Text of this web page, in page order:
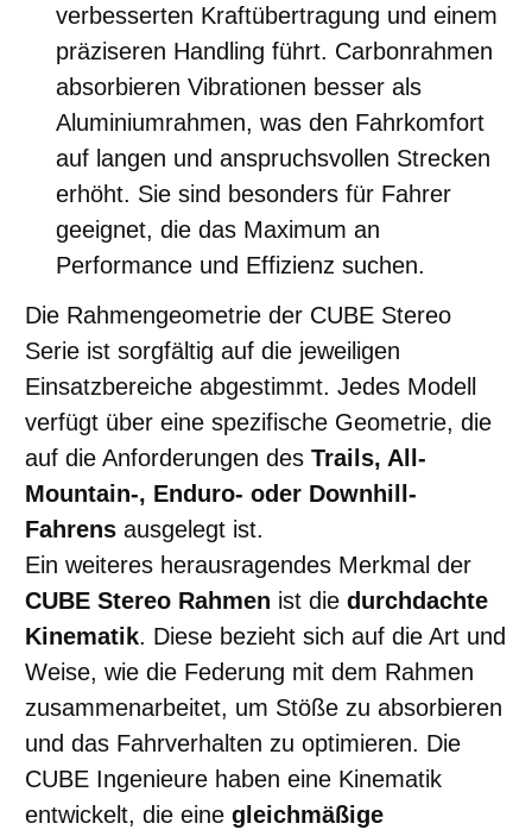
verbesserten Kraftübertragung und einem
präziseren Handling führt. Carbonrahmen
absorbieren Vibrationen besser als
Aluminiumrahmen, was den Fahrkomfort
auf langen und anspruchsvollen Strecken
erhöht. Sie sind besonders für Fahrer
geeignet, die das Maximum an
Performance und Effizienz suchen.
Die Rahmengeometrie der CUBE Stereo
Serie ist sorgfältig auf die jeweiligen
Einsatzbereiche abgestimmt. Jedes Modell
verfügt über eine spezifische Geometrie, die
auf die Anforderungen des Trails, All-
Mountain-, Enduro- oder Downhill-
Fahrens ausgelegt ist.
Ein weiteres herausragendes Merkmal der
CUBE Stereo Rahmen ist die durchdachte
Kinematik. Diese bezieht sich auf die Art und
Weise, wie die Federung mit dem Rahmen
zusammenarbeitet, um Stöße zu absorbieren
und das Fahrverhalten zu optimieren. Die
CUBE Ingenieure haben eine Kinematik
entwickelt, die eine gleichmäßige